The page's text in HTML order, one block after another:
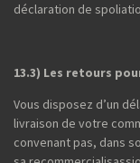
déclaration de
13.3) Les retours
Vous disposez d’un
livraison de votre
convenant pas, dans